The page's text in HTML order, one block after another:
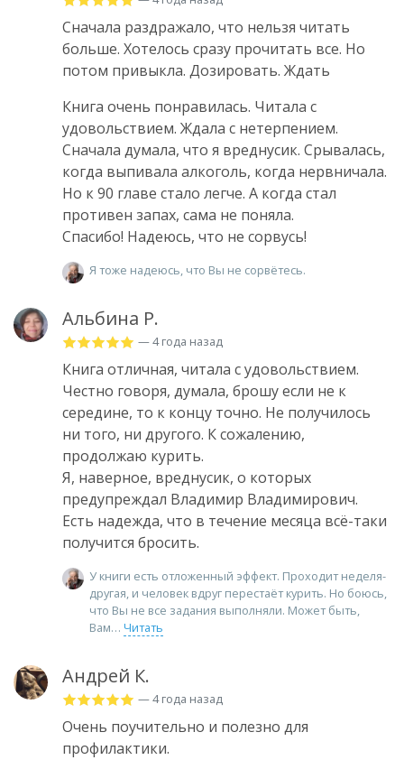
Сначала раздражало, что нельзя читать
больше. Хотелось сразу прочитать все. Но
потом привыкла. Дозировать. Ждать
Книга очень понравилась. Читала с
удовольствием. Ждала с нетерпением.
Сначала думала, что я вреднусик. Срывалась,
когда выпивала алкоголь, когда нервничала.
Но к 90 главе стало легче. А когда стал
противен запах, сама не поняла.
Спасибо! Надеюсь, что не сорвусь!
Я тоже надеюсь, что Вы не сорвётесь.
Альбина Р.
— 4 года назад
Книга отличная, читала с удовольствием.
Честно говоря, думала, брошу если не к
середине, то к концу точно. Не получилось
ни того, ни другого. К сожалению,
продолжаю курить.
Я, наверное, вреднусик, о которых
предупреждал Владимир Владимирович.
Есть надежда, что в течение месяца всё-таки
получится бросить.
У книги есть отложенный эффект. Проходит неделя-
другая, и человек вдруг перестаёт курить. Но боюсь,
что Вы не все задания выполняли. Может быть,
Вам
Читать
Андрей К.
— 4 года назад
Очень поучительно и полезно для
профилактики.